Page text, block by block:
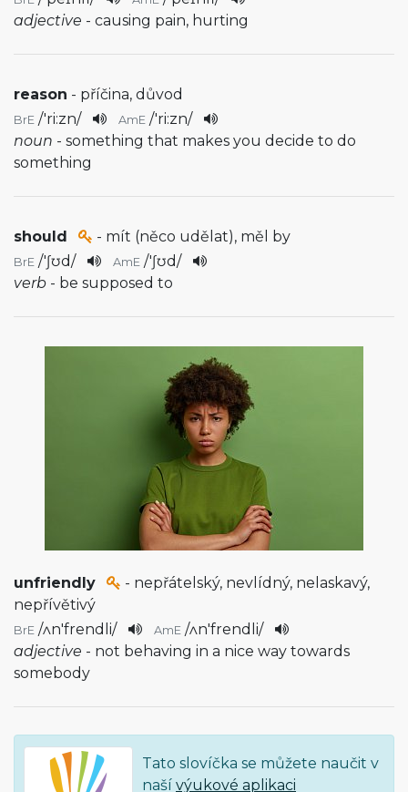
adjective - causing pain, hurting
reason - příčina, důvod
BrE /'ri:zn/ AmE /'ri:zn/
noun - something that makes you decide to do
something
should - mít (něco udělat), měl by
BrE /'ʃʊd/ AmE /'ʃʊd/
verb - be supposed to
unfriendly
- nepřátelský, nevlídný, nelaskavý,
nepřívětivý
BrE /ʌn'frendli/ AmE /ʌn'frendli/
adjective - not behaving in a nice way towards
somebody
Tato slovíčka se můžete naučit v
naší výukové aplikaci